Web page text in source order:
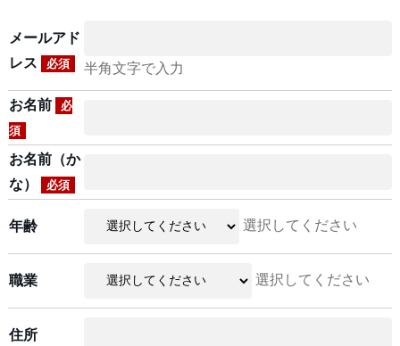
メールアド
レス
必須 半角文字で入力
お名前
必
須
お名前（か
な）
必須
年齢 選択してください
職業 選択してください
住所